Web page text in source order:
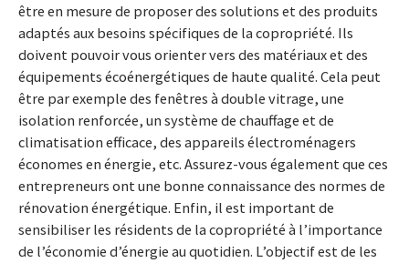
être en mesure de proposer des solutions et des produits
adaptés aux besoins spécifiques de la copropriété. Ils
doivent pouvoir vous orienter vers des matériaux et des
équipements écoénergétiques de haute qualité. Cela peut
être par exemple des fenêtres à double vitrage, une
isolation renforcée, un système de chauffage et de
climatisation efficace, des appareils électroménagers
économes en énergie, etc. Assurez-vous également que ces
entrepreneurs ont une bonne connaissance des normes de
rénovation énergétique. Enfin, il est important de
sensibiliser les résidents de la copropriété à l’importance
de l’économie d’énergie au quotidien. L’objectif est de les